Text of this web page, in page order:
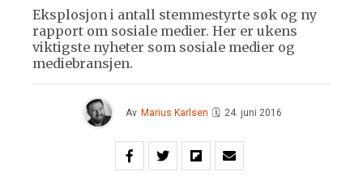
Eksplosjon i antall stemmestyrte søk og ny
rapport om sosiale medier. Her er ukens
viktigste nyheter som sosiale medier og
mediebransjen.
Av Marius Karlsen 🗓 24. juni 2016